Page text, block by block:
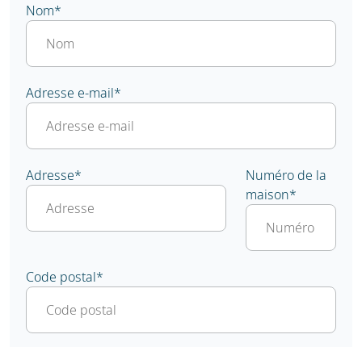
Nom*
Adresse e-mail*
Adresse*
Numéro de la
maison*
Code postal*